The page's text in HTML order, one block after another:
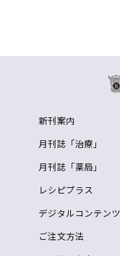
新刊案内
月刊誌「治療」
月刊誌「薬局」
レシピプラス
デジタルコンテンツ
ご注文方法